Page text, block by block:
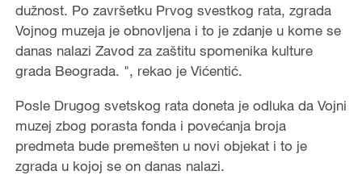
dužnost. Po završetku Prvog svestkog rata, zgrada
Vojnog muzeja je obnovljena i to je zdanje u kome se
danas nalazi Zavod za zaštitu spomenika kulture
grada Beograda. ", rekao je Vićentić.
Posle Drugog svetskog rata doneta je odluka da Vojni
muzej zbog porasta fonda i povećanja broja
predmeta bude premešten u novi objekat i to je
zgrada u kojoj se on danas nalazi.